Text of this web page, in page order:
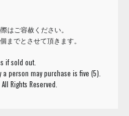
はご容赦ください。
までとさせて頂きます。
if sold out.
person may purchase is five (5).
Rights Reserved.